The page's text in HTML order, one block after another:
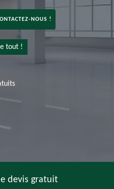
NOUS !
tout !
devis gratuit